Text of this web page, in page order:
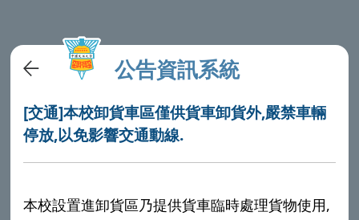
公告資訊系統
[交通]本校卸貨車區僅供貨車卸貨外,嚴禁車輛
停放,以免影響交通動線.
本校設置進卸貨區乃提供貨車臨時處理貨物使用,